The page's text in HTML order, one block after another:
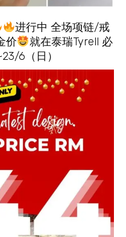
进行中 全场项链/戒
价
就在泰瑞Tyrell 必
6（日）